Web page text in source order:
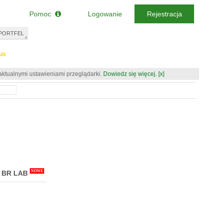
ustawieniami przeglądarki. Dowiedz się więcej. [x]
BR LAB NOWE
Pomoc Logowanie Rejestracja